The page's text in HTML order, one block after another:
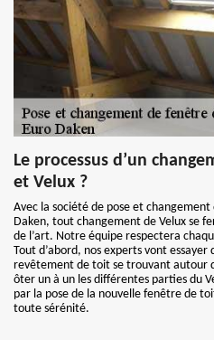
Le processus d’un
et Velux ?
Avec la société de pose et
Daken, tout changement de Velux se
de l’art. Notre équipe respectera
Tout d’abord, nos experts vont
revêtement de toit se trouvant autour
ôter un à un les différentes parties du
par la pose de la nouvelle fenêtre de
toute sérénité.